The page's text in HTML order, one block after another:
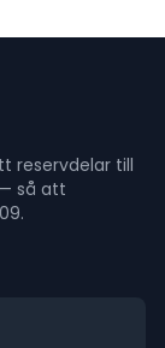
reservdelar till
så att